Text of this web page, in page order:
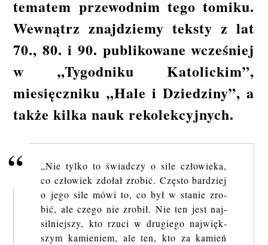
tematem przewodnim tego tomiku.
Wewnątrz znajdziemy teksty z lat
70., 80. i 90. publikowane wcześniej
w „Tygodniku Katolickim”,
miesięczniku „Hale i Dziedziny”, a
także kilka nauk rekolekcyjnych.
„Nie tylko to świad­czy o sile czło­wie­ka,
co czło­wiek zdo­łał zro­bić. Czę­sto bar­dziej
o jego sile mówi to, co był w sta­nie zro­
bić, ale czego nie zro­bił. Nie ten jest naj­
sil­niej­szy, kto rzuci w dru­gie­go naj­więk­
szym ka­mieniem, ale ten, kto za ka­mień